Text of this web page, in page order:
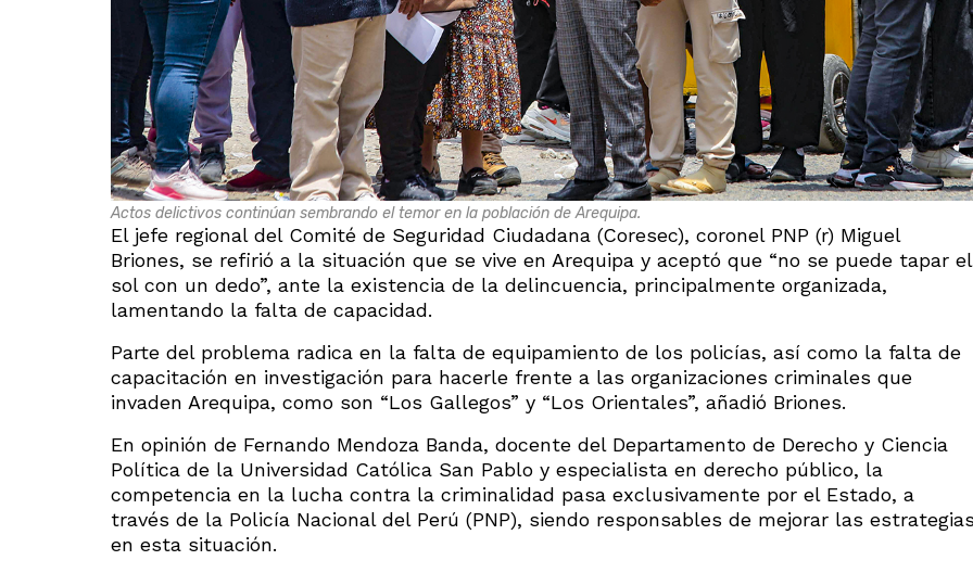
Actos delictivos continúan sembrando el temor en la población de Arequipa.
El jefe regional del Comité de Seguridad Ciudadana (Coresec), coronel PNP (r) Miguel
Briones, se refirió a la situación que se vive en Arequipa y aceptó que “no se puede tapar el
sol con un dedo”, ante la existencia de la delincuencia, principalmente organizada,
lamentando la falta de capacidad.
Parte del problema radica en la falta de equipamiento de los policías, así como la falta de
capacitación en investigación para hacerle frente a las organizaciones criminales que
invaden Arequipa, como son “Los Gallegos” y “Los Orientales”, añadió Briones.
En opinión de Fernando Mendoza Banda, docente del Departamento de Derecho y Ciencia
Política de la Universidad Católica San Pablo y especialista en derecho público, la
competencia en la lucha contra la criminalidad pasa exclusivamente por el Estado, a
través de la Policía Nacional del Perú (PNP), siendo responsables de mejorar las
en esta situación.